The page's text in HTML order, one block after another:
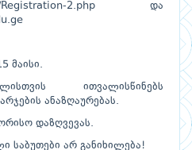
2.php და
მაისი.
ითვალისწინებს
ანაზღაურებას.
დაზღვევას.
საბუთები არ განიხილება!